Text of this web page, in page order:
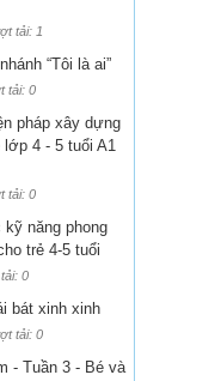
tải: 1
“Tôi là ai”
tải: 0
pháp xây dựng
4 - 5 tuổi A1
tải: 0
kỹ năng phong
trẻ 4-5 tuổi
0
bát xinh xinh
tải: 0
- Tuần 3 - Bé và